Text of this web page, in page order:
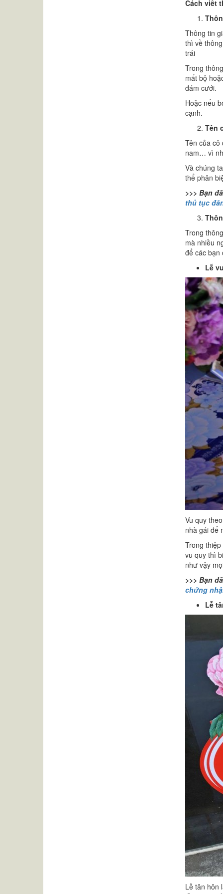
Cách viết
Thông tin
thì về
trái
Trong
mất bộ
đám cưới.
Hoặc nếu
cạnh.
Tên
Tên của
nam… vì
Và chúng
thể phân
>>> Bạn
thủ tục
Trong
mà nhiều
để các bạn
Lễ
Vu quy
nhà gái để
Trong
vu quy thì
như vậy
>>> Bạn
chứng
Lễ
Lễ tân hôn